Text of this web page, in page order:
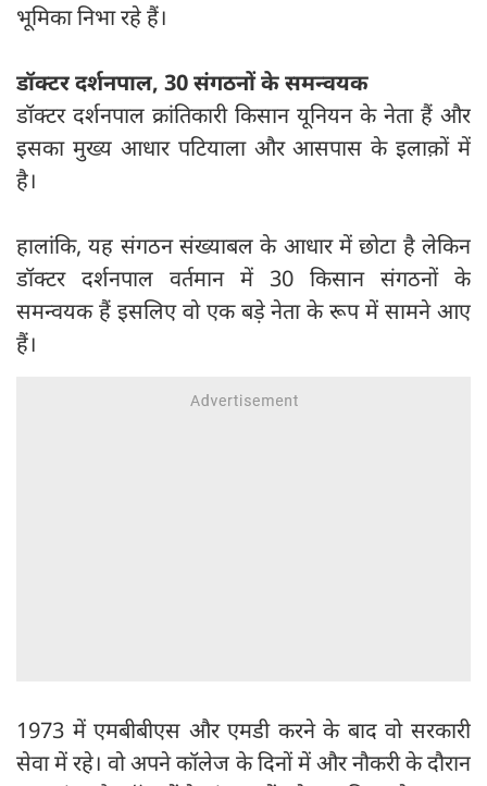
भूमिका निभा रहे हैं।
डॉक्टर दर्शनपाल, 30 संगठनों के समन्वयक
डॉक्टर दर्शनपाल क्रांतिकारी किसान यूनियन के नेता हैं और
इसका मुख्य आधार पटियाला और आसपास के इलाक़ों में
है।
हालांकि, यह संगठन संख्याबल के आधार में छोटा है लेकिन
डॉक्टर दर्शनपाल वर्तमान में 30 किसान संगठनों के
समन्वयक हैं इसलिए वो एक बड़े नेता के रूप में सामने आए
हैं।
1973 में एमबीबीएस और एमडी करने के बाद वो सरकारी
सेवा में रहे। वो अपने कॉलेज के दिनों में और नौकरी के दौरान